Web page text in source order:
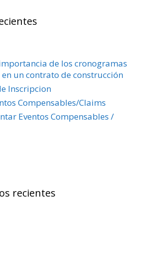
de los cronogramas
un contrato de construcción
Inscripcion
Compensables/Claims
Eventos Compensables /
recientes